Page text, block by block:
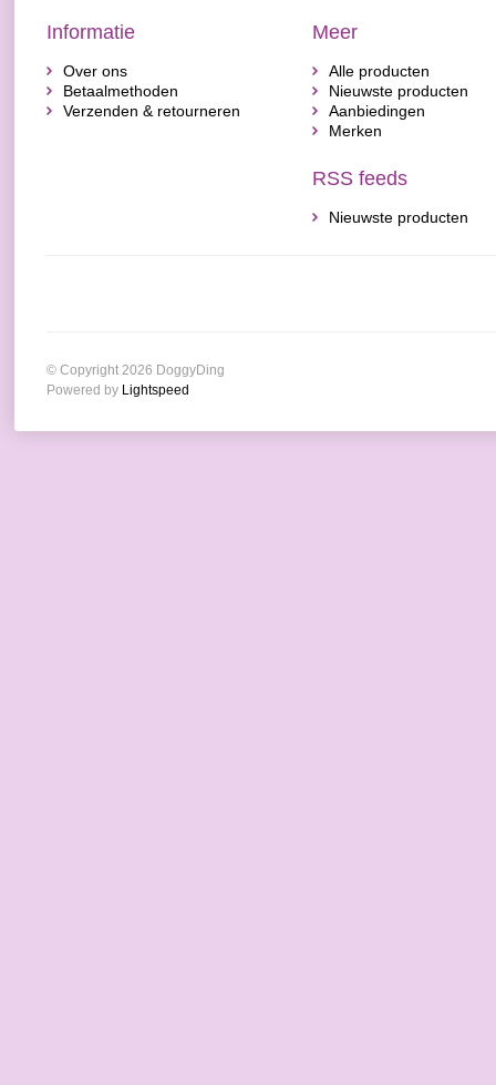
Informatie
Over ons
Betaalmethoden
Verzenden & retourneren
Meer
Alle producten
Nieuwste producten
Aanbiedingen
Merken
RSS feeds
Nieuwste producten
© Copyright 2026 DoggyDing
Powered by Lightspeed